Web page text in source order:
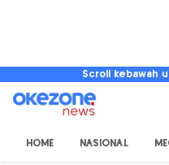
Scroll kebawah
HOME NASIONAL